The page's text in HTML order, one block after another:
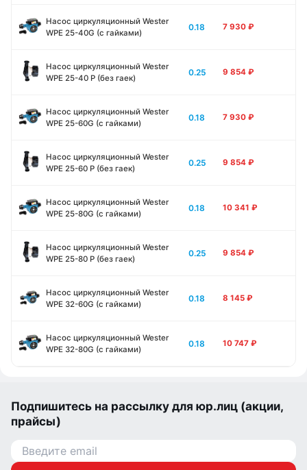
Насос циркуляционный Wester
WPE 25-40G (с гайками)
0.18 7 930 ₽
Насос циркуляционный Wester
WPE 25-40 P (без гаек)
0.25 9 854 ₽
Насос циркуляционный Wester
WPE 25-60G (с гайками)
0.18 7 930 ₽
Насос циркуляционный Wester
WPE 25-60 P (без гаек)
0.25 9 854 ₽
Насос циркуляционный Wester
WPE 25-80G (с гайками)
0.18 10 341 ₽
Насос циркуляционный Wester
WPE 25-80 P (без гаек)
0.25 9 854 ₽
Насос циркуляционный Wester
WPE 32-60G (с гайками)
0.18 8 145 ₽
Насос циркуляционный Wester
WPE 32-80G (с гайками)
0.18 10 747 ₽
Подпишитесь на рассылку для юр.лиц (акции,
прайсы)